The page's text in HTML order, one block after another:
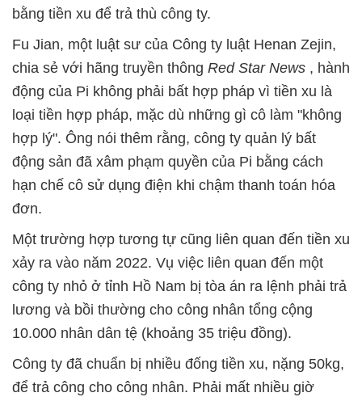
bằng tiền xu để trả thù công ty.
Fu Jian, một luật sư của Công ty luật Henan Zejin,
chia sẻ với hãng truyền thông Red Star News , hành
động của Pi không phải bất hợp pháp vì tiền xu là
loại tiền hợp pháp, mặc dù những gì cô làm "không
hợp lý". Ông nói thêm rằng, công ty quản lý bất
động sản đã xâm phạm quyền của Pi bằng cách
hạn chế cô sử dụng điện khi chậm thanh toán hóa
đơn.
Một trường hợp tương tự cũng liên quan đến tiền xu
xảy ra vào năm 2022. Vụ việc liên quan đến một
công ty nhỏ ở tỉnh Hồ Nam bị tòa án ra lệnh phải trả
lương và bồi thường cho công nhân tổng cộng
10.000 nhân dân tệ (khoảng 35 triệu đồng).
Công ty đã chuẩn bị nhiều đống tiền xu, nặng 50kg,
để trả công cho công nhân. Phải mất nhiều giờ